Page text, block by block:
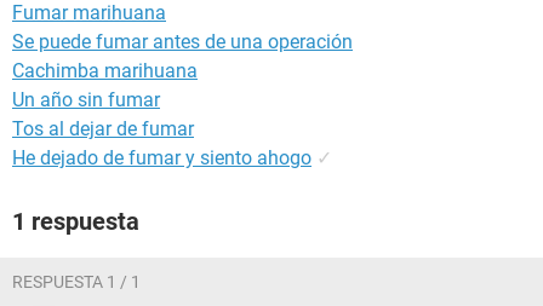
Fumar marihuana
Se puede fumar antes de una operación
Cachimba marihuana
Un año sin fumar
Tos al dejar de fumar
He dejado de fumar y siento ahogo ✓
1 respuesta
RESPUESTA 1 / 1